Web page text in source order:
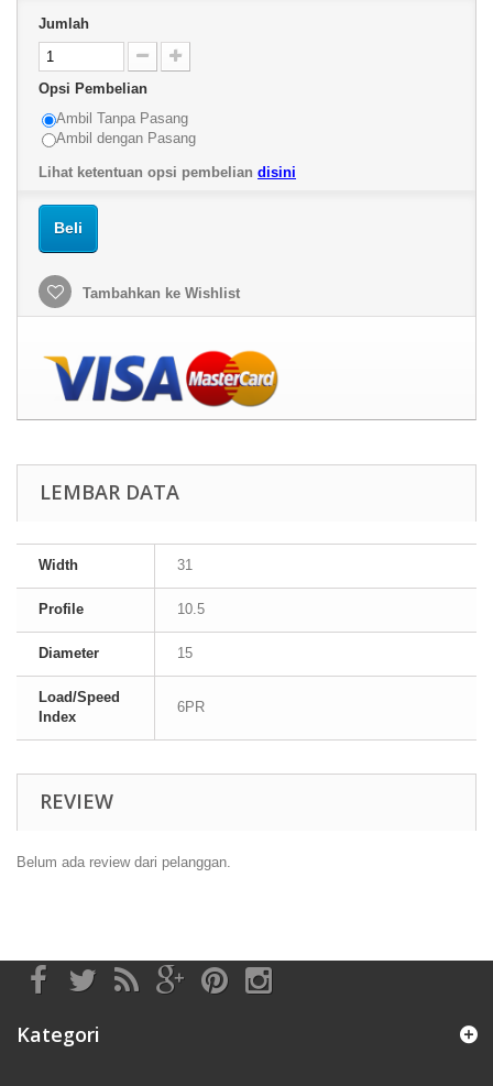
Jumlah
Opsi Pembelian
Ambil Tanpa Pasang
Ambil dengan Pasang
Lihat ketentuan opsi pembelian disini
Beli
Tambahkan ke Wishlist
LEMBAR DATA
Width 31
Profile 10.5
Diameter 15
Load/Speed
Index
6PR
REVIEW
Belum ada review dari pelanggan.
Kategori